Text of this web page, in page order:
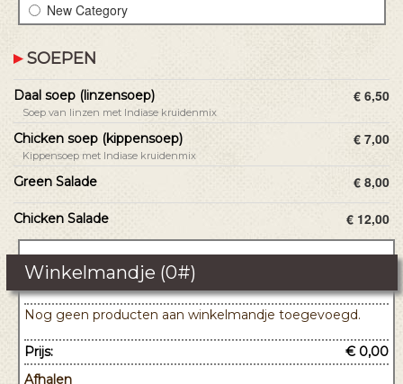
New Category
SOEPEN
Daal soep (linzensoep)
Soep van linzen met Indiase kruidenmix
€ 6,50
Chicken soep (kippensoep)
Kippensoep met Indiase kruidenmix
€ 7,00
Green Salade € 8,00
Chicken Salade € 12,00
Winkelmandje (0#)
Nog geen producten aan winkelmandje toegevoegd.
Prijs:
€ 0,00
Afhalen